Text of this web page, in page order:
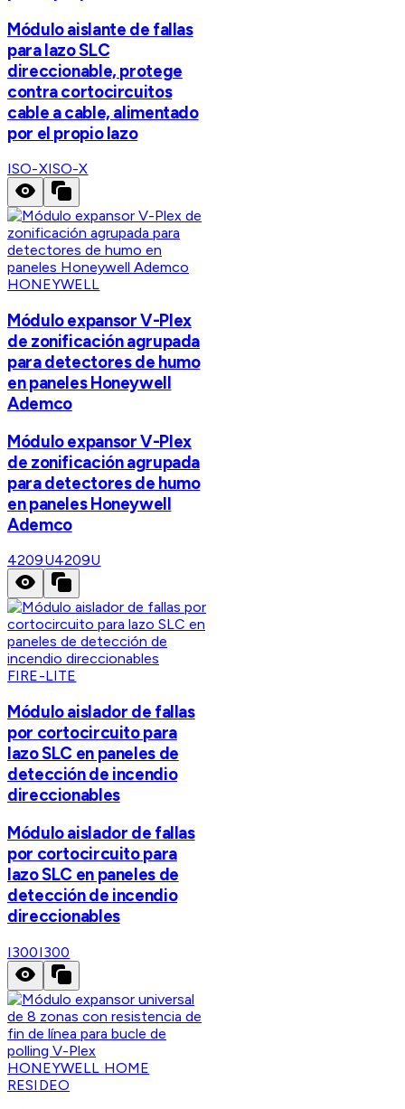
Módulo aislante de fallas
para lazo SLC
direccionable, protege
contra cortocircuitos
cable a cable, alimentado
por el propio lazo
ISO-XISO-X
HONEYWELL
Módulo expansor V-Plex
de zonificación agrupada
para detectores de humo
en paneles Honeywell
Ademco
Módulo expansor V-Plex
de zonificación agrupada
para detectores de humo
en paneles Honeywell
Ademco
4209U4209U
FIRE-LITE
Módulo aislador de fallas
por cortocircuito para
lazo SLC en paneles de
detección de incendio
direccionables
Módulo aislador de fallas
por cortocircuito para
lazo SLC en paneles de
detección de incendio
direccionables
I300I300
HONEYWELL HOME
RESIDEO